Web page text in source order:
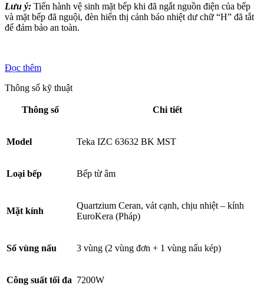
Lưu ý: Tiến hành vệ sinh mặt bếp khi đã ngắt nguồn điện của bếp
và mặt bếp đã nguội, đèn hiển thị cảnh báo nhiệt dư chữ “H” đã tắt
để đảm bảo an toàn.
Đọc thêm
Thông số kỹ thuật
Thông số Chi tiết
Model Teka IZC 63632 BK MST
Loại bếp Bếp từ âm
Mặt kính
Quartzium Ceran, vát cạnh, chịu nhiệt – kính
EuroKera (Pháp)
Số vùng nấu 3 vùng (2 vùng đơn + 1 vùng nấu kép)
Công suất tối đa 7200W